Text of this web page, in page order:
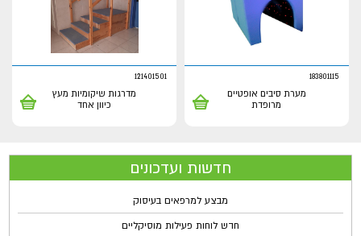
183801115
מערת סיבים אופטיים
מרופדת
121401501
מדרגות שיקומיות מעץ
כיוון אחד
חדשות ועדכונים
מבצע למרפאים בעיסוק
חדש לוחות פעילות מוסיקליים